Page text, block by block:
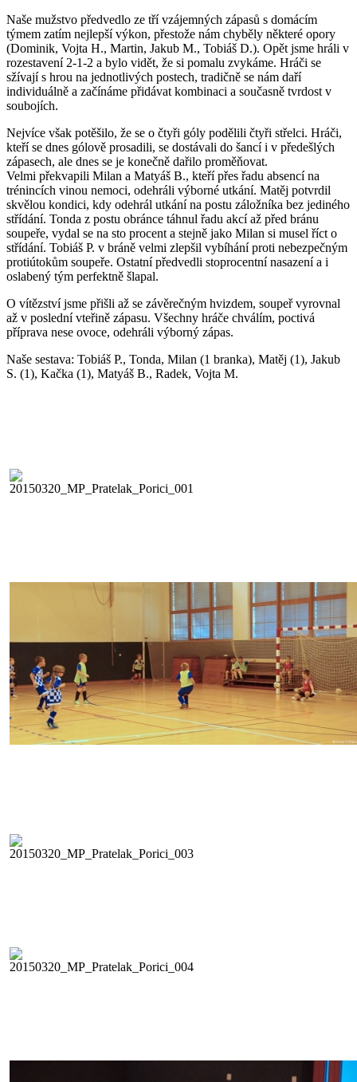
Naše mužstvo předvedlo ze tří vzájemných zápasů s domácím
týmem zatím nejlepší výkon, přestože nám chyběly některé opory
(Dominik, Vojta H., Martin, Jakub M., Tobiáš D.). Opět jsme hráli v
rozestavení 2-1-2 a bylo vidět, že si pomalu zvykáme. Hráči se
sžívají s hrou na jednotlivých postech, tradičně se nám daří
individuálně a začínáme přidávat kombinaci a současně tvrdost v
soubojích.
Nejvíce však potěšilo, že se o čtyři góly podělili čtyři střelci. Hráči,
kteří se dnes gólově prosadili, se dostávali do šancí i v předešlých
zápasech, ale dnes se je konečně dařilo proměňovat.
Velmi překvapili Milan a Matyáš B., kteří přes řadu absencí na
trénincích vinou nemoci, odehráli výborné utkání. Matěj potvrdil
skvělou kondici, kdy odehrál utkání na postu záložníka bez jediného
střídání. Tonda z postu obránce táhnul řadu akcí až před bránu
soupeře, vydal se na sto procent a stejně jako Milan si musel říct o
střídání. Tobiáš P. v bráně velmi zlepšil vybíhání proti nebezpečným
protiútokům soupeře. Ostatní předvedli stoprocentní nasazení a i
oslabený tým perfektně šlapal.
O vítězství jsme přišli až se závěrečným hvizdem, soupeř vyrovnal
až v poslední vteřině zápasu. Všechny hráče chválím, poctivá
příprava nese ovoce, odehráli výborný zápas.
Naše sestava: Tobiáš P., Tonda, Milan (1 branka), Matěj (1), Jakub
S. (1), Kačka (1), Matyáš B., Radek, Vojta M.